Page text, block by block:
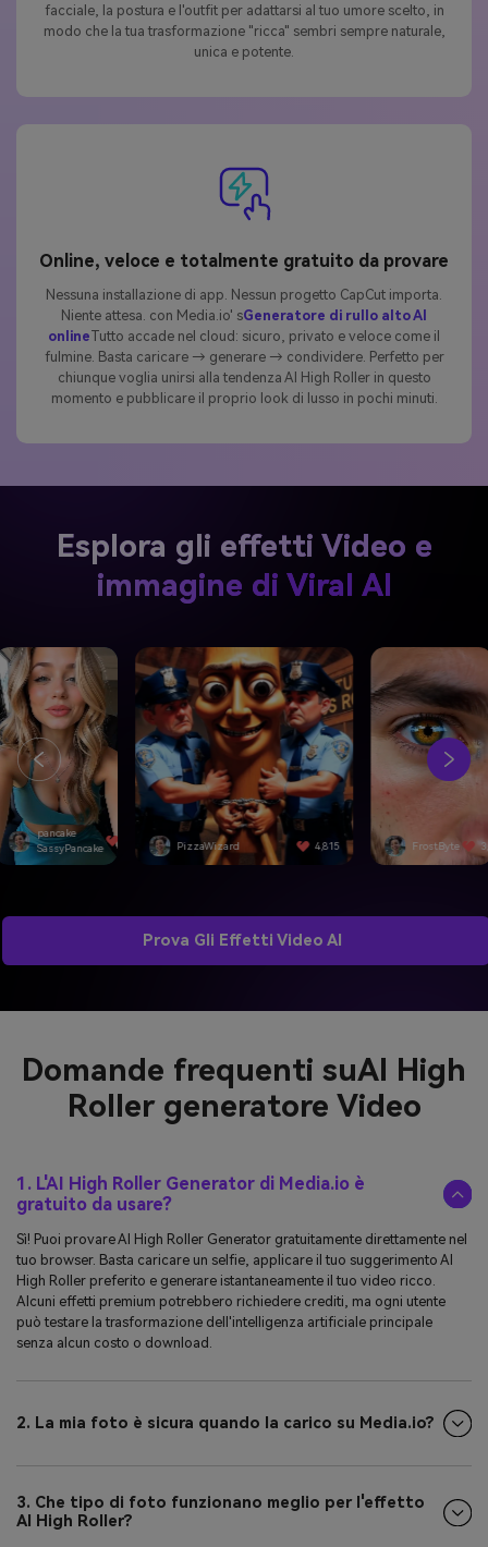
facciale, la postura e l'outfit per adattarsi al tuo umore scelto, in
modo che la tua trasformazione "ricca" sembri sempre naturale,
unica e potente.
Online, veloce e totalmente gratuito da provare
Nessuna installazione di app. Nessun progetto CapCut importa.
Niente attesa. con Media.io' sGeneratore di rullo alto AI
onlineTutto accade nel cloud: sicuro, privato e veloce come il
fulmine. Basta caricare → generare → condividere. Perfetto per
chiunque voglia unirsi alla tendenza AI High Roller in questo
momento e pubblicare il proprio look di lusso in pochi minuti.
Esplora gli effetti Video e
immagine di Viral AI
4,815 FrostByte 3,092 SwiftEdge
Prova Gli Effetti Video AI
Domande frequenti suAI High
Roller generatore Video
1. L'AI High Roller Generator di Media.io è
gratuito da usare?
Sì! Puoi provare AI High Roller Generator gratuitamente direttamente nel
tuo browser. Basta caricare un selfie, applicare il tuo suggerimento AI
High Roller preferito e generare istantaneamente il tuo video ricco.
Alcuni effetti premium potrebbero richiedere crediti, ma ogni utente
può testare la trasformazione dell'intelligenza artificiale principale
senza alcun costo o download.
2. La mia foto è sicura quando la carico su Media.io?
3. Che tipo di foto funzionano meglio per l'effetto
AI High Roller?